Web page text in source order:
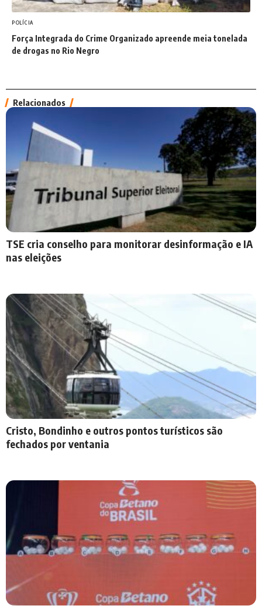
POLÍCIA
Força Integrada do Crime Organizado apreende meia tonelada
de drogas no Rio Negro
Relacionados
TSE cria conselho para monitorar desinformação e IA
nas eleições
Cristo, Bondinho e outros pontos turísticos são
fechados por ventania